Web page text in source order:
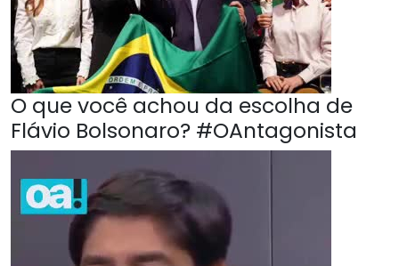
O que você achou da escolha de
Flávio Bolsonaro? #OAntagonista